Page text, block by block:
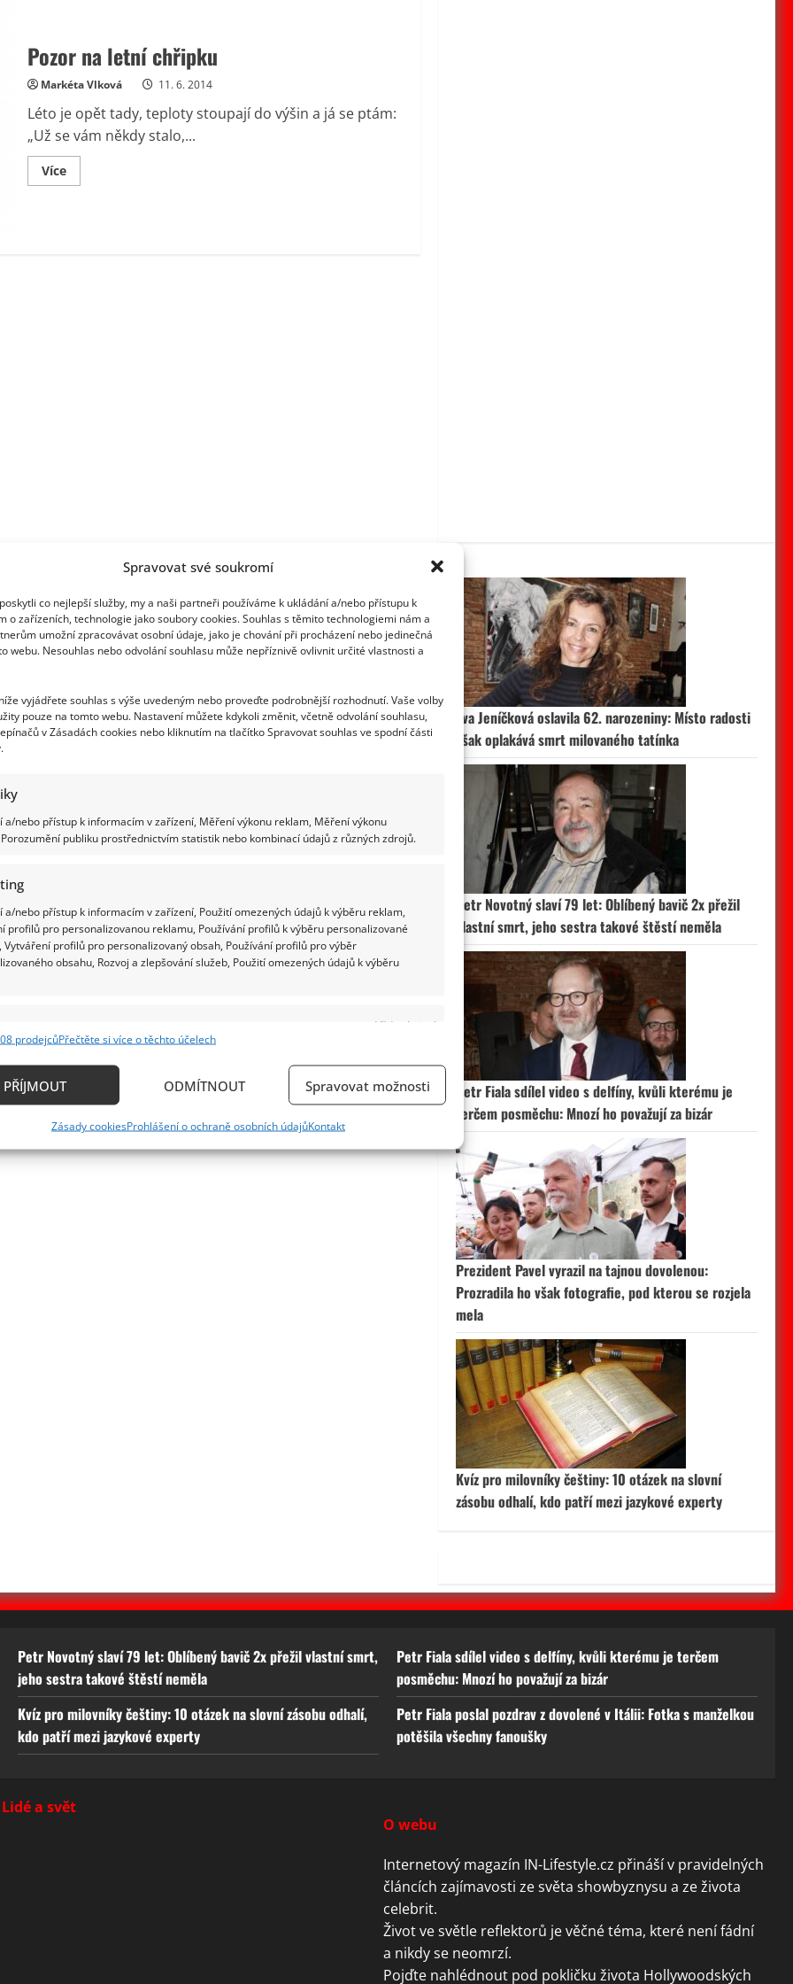
Spravovat své soukromí
co nejlepší služby, my a naši partneři používáme k ukládání a/nebo přístupu k
o zařízeních, technologie jako soubory cookies. Souhlas s těmito technologiemi nám a
umožní zpracovávat osobní údaje, jako je chování při procházení nebo jedinečná
webu. Nesouhlas nebo odvolání souhlasu může nepříznivě ovlivnit určité vlastnosti a
vyjádřete souhlas s výše uvedeným nebo proveďte podrobnější rozhodnutí. Vaše volby
pouze na tomto webu. Nastavení můžete kdykoli změnit, včetně odvolání souhlasu,
v Zásadách cookies nebo kliknutím na tlačítko Spravovat souhlas ve spodní části
a/nebo přístup k informacím v zařízení, Měření výkonu reklam, Měření výkonu
publiku prostřednictvím statistik nebo kombinací údajů z různých zdrojů.
a/nebo přístup k informacím v zařízení, Použití omezených údajů k výběru reklam,
profilů pro personalizovanou reklamu, Používání profilů k výběru personalizované
Vytváření profilů pro personalizovaný obsah, Používání profilů pro výběr
obsahu, Rozvoj a zlepšování služeb, Použití omezených údajů k výběru
Vždy aktivní
zařízení na základě automaticky přenášených informací.
aktivně požadovaných informací.
prodejcůPřečtěte si více o těchto účelech
PŘÍJMOUT ODMÍTNOUT Spravovat možnosti
Zásady cookiesProhlášení o ochraně osobních údajůKontakt
Pozor na letní chřipku
Markéta Vlková 11. 6. 2014
Léto je opět tady, teploty stoupají do výšin a já se ptám:
„Už se vám někdy stalo,...
VíceRead
more
Eva Jeníčková oslavila 62. narozeniny: Místo radosti
však oplakává smrt milovaného tatínka
Petr Novotný slaví 79 let: Oblíbený bavič 2x přežil
vlastní smrt, jeho sestra takové štěstí neměla
Petr Fiala sdílel video s delfíny, kvůli kterému je
terčem posměchu: Mnozí ho považují za bizár
Prezident Pavel vyrazil na tajnou dovolenou:
Prozradila ho však fotografie, pod kterou se rozjela
mela
Kvíz pro milovníky češtiny: 10 otázek na slovní
zásobu odhalí, kdo patří mezi jazykové experty
Petr Novotný slaví 79 let: Oblíbený bavič 2x přežil vlastní smrt,
jeho sestra takové štěstí neměla
Petr Fiala sdílel video s delfíny, kvůli kterému je terčem
posměchu: Mnozí ho považují za bizár
Kvíz pro milovníky češtiny: 10 otázek na slovní zásobu odhalí,
kdo patří mezi jazykové experty
Petr Fiala poslal pozdrav z dovolené v Itálii: Fotka s manželkou
potěšila všechny fanoušky
Lidé a svět
O webu
Internetový magazín IN-Lifestyle.cz přináší v pravidelných
článcích zajímavosti ze světa showbyznysu a ze života
celebrit.
Život ve světle reflektorů je věčné téma, které není fádní
a nikdy se neomrzí.
Pojďte nahlédnout pod pokličku života Hollywoodských